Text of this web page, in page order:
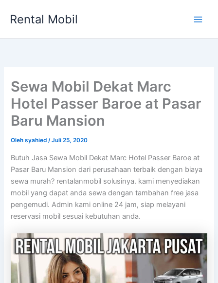
Rental Mobil
Sewa Mobil Dekat Marc
Hotel Passer Baroe at Pasar
Baru Mansion
Olehsyahied/Juli 25, 2020
Butuh Jasa Sewa Mobil Dekat Marc Hotel Passer Baroe at
Pasar Baru Mansion dari perusahaan terbaik dengan biaya
sewa murah? rentalanmobil solusinya. kami menyediakan
mobil yang dapat anda sewa dengan tambahan free jasa
pengemudi. Admin kami online 24 jam, siap melayani
reservasi mobil sesuai kebutuhan anda.